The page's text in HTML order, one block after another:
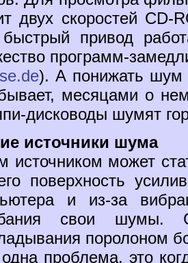
двух скоростей
привод
программ-
). А понижать шум
месяцами о
дисководы шумят
источники шума
источником может
поверхность
и из-за
свои шумы.
поролоном
проблема, это